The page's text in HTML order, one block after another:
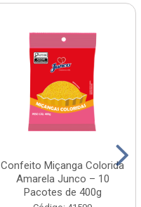
Confeito Miçanga Colorida
Amarela Junco – 10
Pacotes de 400g